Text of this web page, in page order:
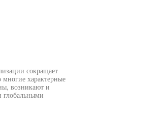
сокращает
многие характерные
возникают и